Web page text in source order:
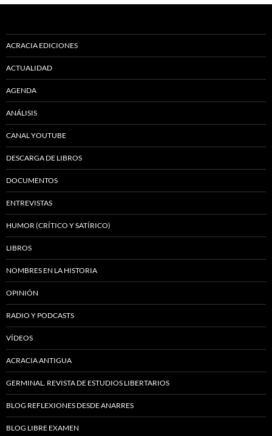
ACRACIA EDICIONES
ACTUALIDAD
AGENDA
ANÁLISIS
CANAL YOUTUBE
DESCARGA DE LIBROS
DOCUMENTOS
ENTREVISTAS
HUMOR (CRÍTICO Y SATÍRICO)
LIBROS
NOMBRES EN LA HISTORIA
OPINIÓN
RADIO Y PODCASTS
VÍDEOS
ACRACIA ANTIGUA
GERMINAL. REVISTA DE ESTUDIOS LIBERTARIOS
BLOG REFLEXIONES DESDE ANARRES
BLOG LIBRE EXAMEN